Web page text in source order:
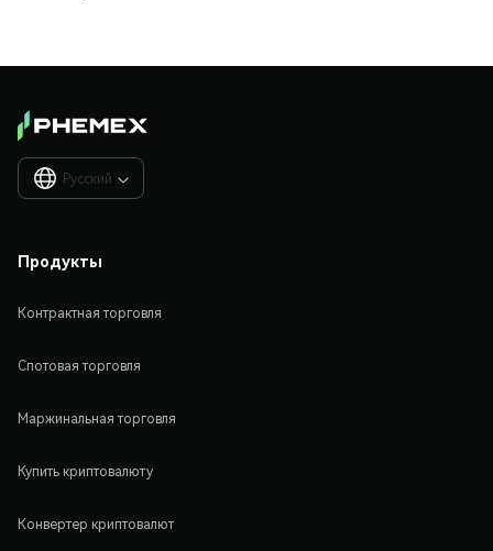
Русский 
Продукты
Контрактная торговля
Спотовая торговля
Маржинальная торговля
Купить криптовалюту
Конвертер криптовалют